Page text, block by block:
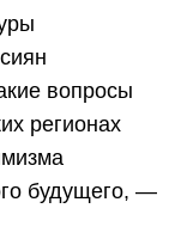
вопросы
регионах
будущего, —